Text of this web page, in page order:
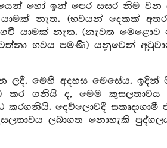
හෝ ඉන් පෙර සසර නිම වන
නැත. (භවයන් දෙකක්
යාමක් නැත. (නැවත මෙළොව
භවය පමණි) යනුවෙන්
ලදී. මෙහි අදහස මෙසේය. ඉදින්
කර ගනියි ද, මෙම කුසලතාවය
දෙව්ලොවදී සකෘදාගාමී
ලබාගත නොහැකි